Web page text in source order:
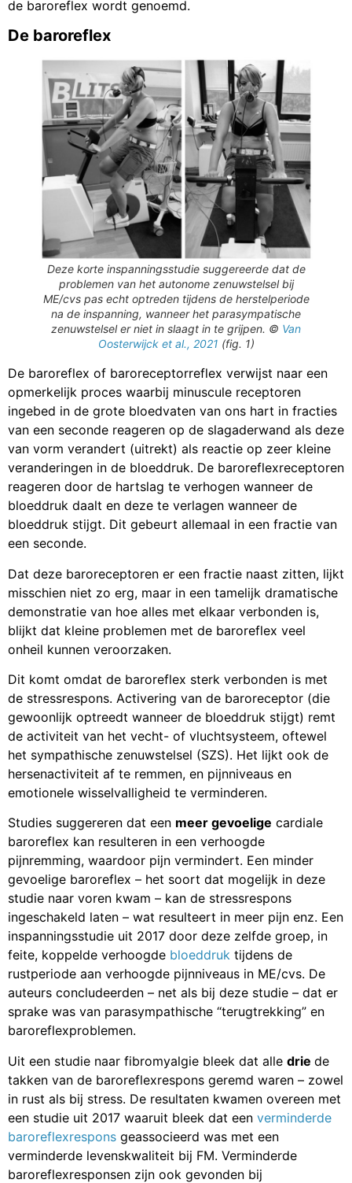
de baroreflex wordt genoemd.
De baroreflex
Deze korte inspanningsstudie suggereerde dat de
problemen van het autonome zenuwstelsel bij
ME/cvs pas echt optreden tijdens de herstelperiode
na de inspanning, wanneer het parasympatische
zenuwstelsel er niet in slaagt in te grijpen. © Van
Oosterwijck et al., 2021 (fig. 1)
De baroreflex of baroreceptorreflex verwijst naar een
opmerkelijk proces waarbij minuscule receptoren
ingebed in de grote bloedvaten van ons hart in fracties
van een seconde reageren op de slagaderwand als deze
van vorm verandert (uitrekt) als reactie op zeer kleine
veranderingen in de bloeddruk. De baroreflexreceptoren
reageren door de hartslag te verhogen wanneer de
bloeddruk daalt en deze te verlagen wanneer de
bloeddruk stijgt. Dit gebeurt allemaal in een fractie van
een seconde.
Dat deze baroreceptoren er een fractie naast zitten, lijkt
misschien niet zo erg, maar in een tamelijk dramatische
demonstratie van hoe alles met elkaar verbonden is,
blijkt dat kleine problemen met de baroreflex veel
onheil kunnen veroorzaken.
Dit komt omdat de baroreflex sterk verbonden is met
de stressrespons. Activering van de baroreceptor (die
gewoonlijk optreedt wanneer de bloeddruk stijgt) remt
de activiteit van het vecht- of vluchtsysteem, oftewel
het sympathische zenuwstelsel (SZS). Het lijkt ook de
hersenactiviteit af te remmen, en pijnniveaus en
emotionele wisselvalligheid te verminderen.
Studies suggereren dat een meer gevoelige cardiale
baroreflex kan resulteren in een verhoogde
pijnremming, waardoor pijn vermindert. Een minder
gevoelige baroreflex – het soort dat mogelijk in deze
studie naar voren kwam – kan de stressrespons
ingeschakeld laten – wat resulteert in meer pijn enz. Een
inspanningsstudie uit 2017 door deze zelfde groep, in
feite, koppelde verhoogde bloeddruk tijdens de
rustperiode aan verhoogde pijnniveaus in ME/cvs. De
auteurs concludeerden – net als bij deze studie – dat er
sprake was van parasympathische “terugtrekking” en
baroreflexproblemen.
Uit een studie naar fibromyalgie bleek dat alle drie de
takken van de baroreflexrespons geremd waren – zowel
in rust als bij stress. De resultaten kwamen overeen met
een studie uit 2017 waaruit bleek dat een verminderde
baroreflexrespons geassocieerd was met een
verminderde levenskwaliteit bij FM. Verminderde
baroreflexresponsen zijn ook gevonden bij